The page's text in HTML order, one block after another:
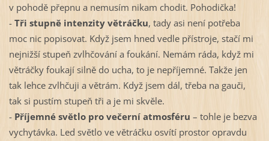
v pohodě přepnu a nemusím nikam chodit. Pohodička!
- Tři stupně intenzity větráčku, tady asi není potřeba
moc nic popisovat. Když jsem hned vedle přístroje, stačí mi
nejnižší stupeň zvlhčování a foukání. Nemám ráda, když mi
větráčky foukají silně do ucha, to je nepříjemné. Takže jen
tak lehce zvlhčuji a větrám. Když jsem dál, třeba na gauči,
tak si pustím stupeň tři a je mi skvěle.
- Příjemné světlo pro večerní atmosféru – tohle je bezva
vychytávka. Led světlo ve větráčku osvítí prostor opravdu